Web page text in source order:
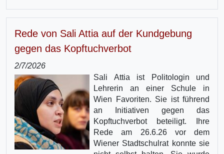
Rede von Sali Attia auf der Kundgebung
gegen das Kopftuchverbot
2/7/2026
Sali Attia ist Politologin und
Lehrerin an einer Schule in
Wien Favoriten. Sie ist führend
an Initiativen gegen das
Kopftuchverbot beteiligt. Ihre
Rede am 26.6.26 vor dem
Wiener Stadtschulrat konnte sie